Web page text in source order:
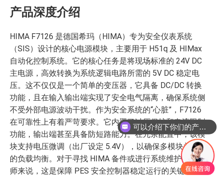
产品深度介绍
HIMA F7126 是德国希玛（HIMA）专为安全仪表系统
（SIS）设计的核心电源模块，主要用于 H51q 及 HIMax
自动化控制系统。它的核心任务是将现场标准的 24V DC
主电源，高效转换为系统逻辑电路所需的 5V DC 稳定电
压。这不仅仅是一个简单的变压器，它具备 DC/DC 转换
功能，且在输入输出端实现了安全电气隔离，确保系统侧
不受外部电源波动干扰。作为安全系统的“心脏”，F7126
在可靠性上有着严苛要求。它内置了过压保护和电流限制
功能，输出端甚至具备防短路能力。在冗余配置中，该模
块支持电压微调（出厂设定 5.4V），以确保多模块并联时
的负载均衡。对于寻找 HIMA 备件或进行系统维护的工程
师来说，这是保障 PES 安全控制器稳定运行的关键卡件。
可以介绍下你们的产品么
你们是怎么收费的呢